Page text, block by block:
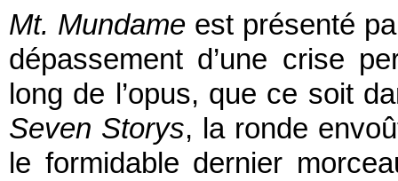
Mt. Mundame est présenté
dépassement d’une crise
long de l’opus, que ce soit
Seven Storys, la ronde
le formidable dernier